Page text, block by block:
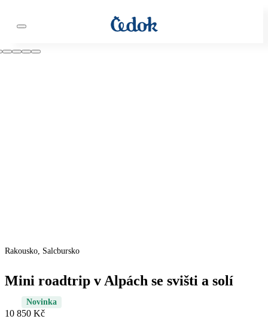
Rakousko, Salcbursko
Mini roadtrip v Alpách se svišti a solí
Novinka
10 850 Kč